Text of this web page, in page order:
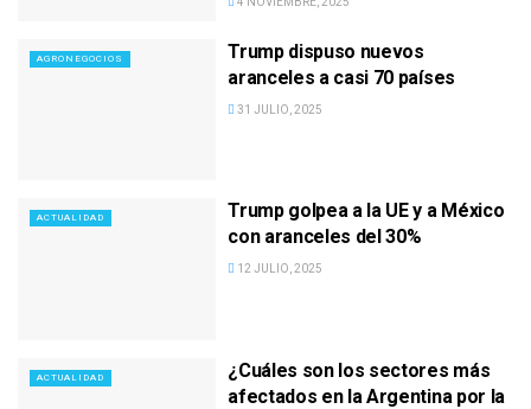
AGRONEGOCIOS
Trump dispuso nuevos
aranceles a casi 70 países
31 JULIO, 2025
ACTUALIDAD
Trump golpea a la UE y a México
con aranceles del 30%
12 JULIO, 2025
ACTUALIDAD
¿Cuáles son los sectores más
afectados en la Argentina por la